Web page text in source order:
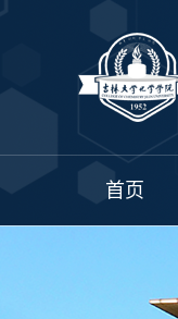
首页